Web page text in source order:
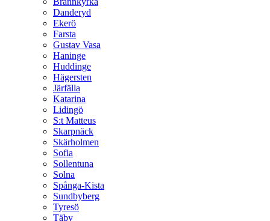
Danderyd
Ekerö
Farsta
Gustav Vasa
Haninge
Huddinge
Hägersten
Järfälla
Katarina
Lidingö
S:t Matteus
Skarpnäck
Skärholmen
Sofia
Sollentuna
Solna
Spånga-Kista
Sundbyberg
Tyresö
Täby